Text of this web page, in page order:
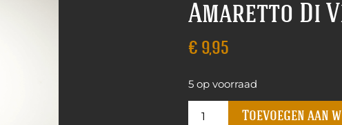
Amaretto Di
€ 9,95
5 op voorraad
Toevoegen aan